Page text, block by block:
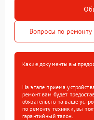
Вопросы по
Какие документы вы
На этапе приема
ремонт вам будет
обязательств на ваше
по ремонту техники, вы
гарантийный талон.